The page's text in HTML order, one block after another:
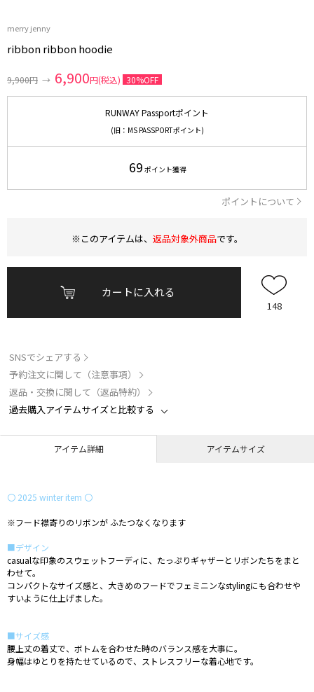
merry jenny
ribbon ribbon hoodie
9,900円 → 6,900円(税込) 30%OFF
RUNWAY Passportポイント
(旧：MS PASSPORTポイント)
69 ポイント獲得
ポイントについて
※このアイテムは、 返品対象外商品です。
カートに入れる
148
SNSでシェアする
予約注文に関して（注意事項）
返品・交換に関して（返品特約）
過去購入アイテムサイズと比較する
アイテム詳細 アイテムサイズ
〇 2025 winter item 〇
※フード襟寄りのリボンが ふたつなくなります
■デザイン
casualな印象のスウェットフーディに、たっぷりギャザーとリボンたちをまと
わせて。
コンパクトなサイズ感と、大きめのフードでフェミニンなstylingにも合わせや
すいように仕上げました。
■サイズ感
腰上丈の着丈で、ボトムを合わせた時のバランス感を大事に。
身幅はゆとりを持たせているので、ストレスフリーな着心地です。